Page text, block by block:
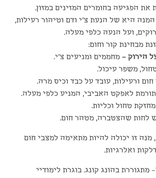
הפגיעה בחומרים המזינים במזון.
היא של הנעת צ'י ודם וטיהור רעילות,
ועל הנעה כלפי מעלה.
מבחינת קור וחום:
הירוק – מחממים ומניעים צ'י.
משפר עיכול.
ורעילות, עובד על כבד וכיס מרה.
לאפקט האביבי, המניע כלפי מעלה.
מחזקת טחול וכליות.
לחות שהצטברה, מטהר חום.
זו יכולה להיות מתאימה למצבי חום
ואלרגיות.
– מתגוררת בהונג קונג. בוגרת לימודיי